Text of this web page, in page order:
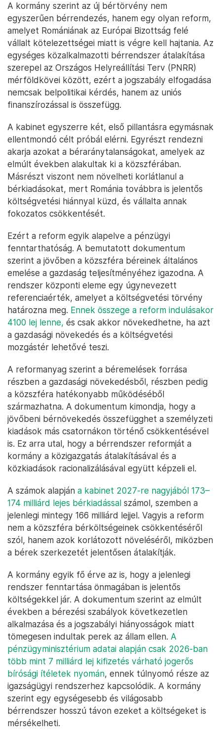
A kormány szerint az új bértörvény nem
egyszerűen bérrendezés, hanem egy olyan reform,
amelyet Romániának az Európai Bizottság felé
vállalt kötelezettségei miatt is végre kell hajtania. Az
egységes közalkalmazotti bérrendszer átalakítása
szerepel az Országos Helyreállítási Terv (PNRR)
mérföldkövei között, ezért a jogszabály elfogadása
nemcsak belpolitikai kérdés, hanem az uniós
finanszírozással is összefügg.
A kabinet egyszerre két, első pillantásra egymásnak
ellentmondó célt próbál elérni. Egyrészt rendezni
akarja azokat a béraránytalanságokat, amelyek az
elmúlt években alakultak ki a közszférában.
Másrészt viszont nem növelheti korlátlanul a
bérkiadásokat, mert Románia továbbra is jelentős
költségvetési hiánnyal küzd, és vállalta annak
fokozatos csökkentését.
Ezért a reform egyik alapelve a pénzügyi
fenntarthatóság. A bemutatott dokumentum
szerint a jövőben a közszféra béreinek általános
emelése a gazdaság teljesítményéhez igazodna. A
rendszer központi eleme egy úgynevezett
referenciaérték, amelyet a költségvetési törvény
határozna meg. Ennek összege a reform indulásakor
4100 lej lenne, és csak akkor növekedhetne, ha azt
a gazdasági növekedés és a költségvetési
mozgástér lehetővé teszi.
A reformanyag szerint a béremelések forrása
részben a gazdasági növekedésből, részben pedig
a közszféra hatékonyabb működéséből
származhatna. A dokumentum kimondja, hogy a
jövőbeni bérnövekedés összefügghet a személyzeti
kiadások más csatornákon történő csökkentésével
is. Ez arra utal, hogy a bérrendszer reformját a
kormány a közigazgatás átalakításával és a
közkiadások racionalizálásával együtt képzeli el.
A számok alapján a kabinet 2027-re nagyjából 173–
174 milliárd lejes bérkiadással számol, szemben a
jelenlegi mintegy 166 milliárd lejjel. Vagyis a reform
nem a közszféra bérköltségeinek csökkentéséről
szól, hanem azok korlátozott növeléséről, miközben
a bérek szerkezetét jelentősen átalakítják.
A kormány egyik fő érve az is, hogy a jelenlegi
rendszer fenntartása önmagában is jelentős
költségekkel jár. A dokumentum szerint az elmúlt
években a bérezési szabályok következetlen
alkalmazása és a jogszabályi hiányosságok miatt
tömegesen indultak perek az állam ellen. A
pénzügyminisztérium adatai alapján csak 2026-ban
több mint 7 milliárd lej kifizetés várható jogerős
bírósági ítéletek nyomán, ennek túlnyomó része az
igazságügyi rendszerhez kapcsolódik. A kormány
szerint egy egységesebb és világosabb
bérrendszer hosszú távon ezeket a költségeket is
mérsékelheti.